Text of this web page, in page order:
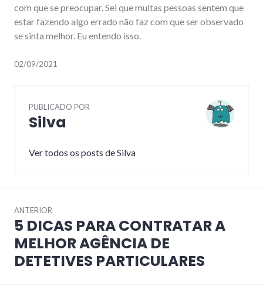
com que se preocupar. Sei que muitas pessoas sentem que
estar fazendo algo errado não faz com que ser observado
se sinta melhor. Eu entendo isso.
02/09/2021
PUBLICADO POR
Silva
Ver todos os posts de Silva
de
Post
ANTERIOR
Post
anterior:
5 DICAS PARA CONTRATAR A
MELHOR AGÊNCIA DE
DETETIVES PARTICULARES